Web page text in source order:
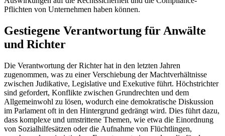
Pflichten von Unternehmen haben können.
Gestiegene Verantwortung für Anwälte
und Richter
Die Verantwortung der Richter hat in den letzten Jahren
zugenommen, was zu einer Verschiebung der Machtverhältnisse
zwischen Judikative, Legislative und Exekutive führt. Höchstrichter
sind gefordert, Konflikte zwischen Grundrechten und dem
Allgemeinwohl zu lösen, wodurch eine demokratische Diskussion
im Parlament oft in den Hintergrund gedrängt wird. Dies führt dazu,
dass komplexe und umstrittene Themen, wie etwa die Einordnung
von Sozialhilfesätzen oder die Aufnahme von Flüchtlingen,